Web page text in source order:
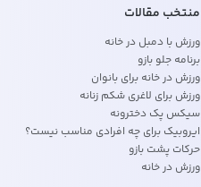
منتخب مقالات
ورزش با دمبل در خانه
برنامه جلو بازو
ورزش در خانه برای بانوان
ورزش برای لاغری شکم زنانه
سیکس پک دخترونه
ایروبیک برای چه افرادی مناسب نیست؟
حرکات پشت بازو
ورزش در خانه